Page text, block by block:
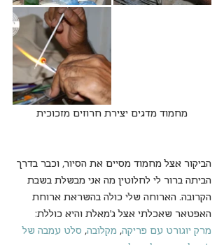
מחמוד מדגים יצירת חרוזים מזכוכית
הביקור אצל מחמוד מסיים את הסיור, וכבר בדרך
הביתה ברור לי לחלוטין מה אני מבשלת בשבת
הקרובה. הארוחה שלי כולה בהשראת ארוחת
האפטאר שאכלתי אצל ג'מאלת והיא כוללת:
מרק יוגורט עם פריקה, מקלובה, סלט עמבה של